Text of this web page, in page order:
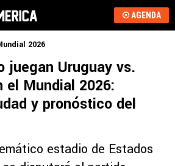
AGENDA
2026
juegan Uruguay vs.
el Mundial 2026:
y pronóstico del
estadio de Estados